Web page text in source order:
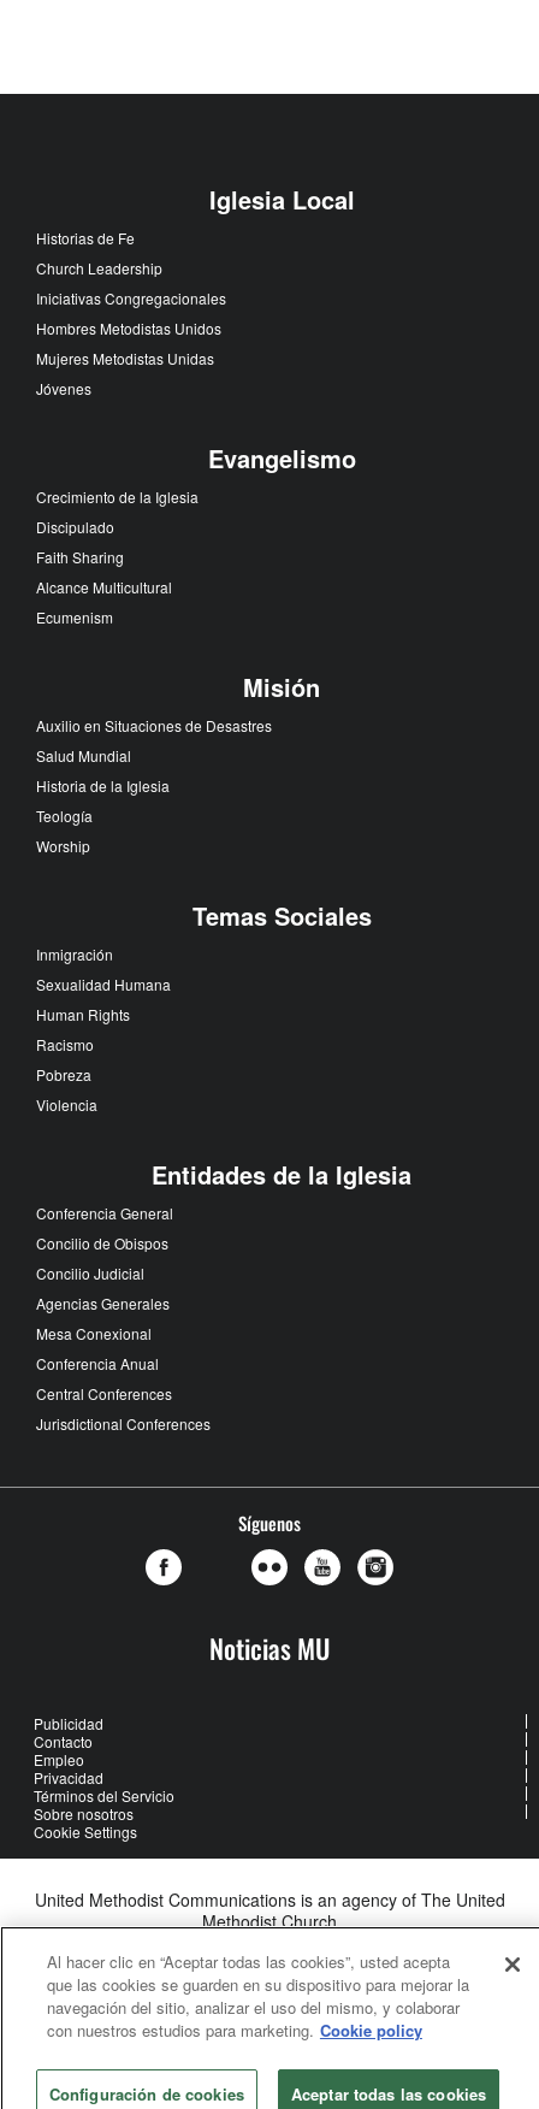
Iglesia Local
Historias de Fe
Church Leadership
Iniciativas Congregacionales
Hombres Metodistas Unidos
Mujeres Metodistas Unidas
Jóvenes
Evangelismo
Crecimiento de la Iglesia
Discipulado
Faith Sharing
Alcance Multicultural
Ecumenism
Misión
Auxilio en Situaciones de Desastres
Salud Mundial
Historia de la Iglesia
Teología
Worship
Temas Sociales
Inmigración
Sexualidad Humana
Human Rights
Racismo
Pobreza
Violencia
Entidades de la Iglesia
Conferencia General
Concilio de Obispos
Concilio Judicial
Agencias Generales
Mesa Conexional
Conferencia Anual
Central Conferences
Jurisdictional Conferences
Síguenos
Noticias MU
Publicidad
Contacto
Empleo
Privacidad
Términos del Servicio
Sobre nosotros
Cookie Settings
United Methodist Communications is an agency of The United
Methodist Church
Al hacer clic en “Aceptar todas las cookies”, usted acepta
que las cookies se guarden en su dispositivo para mejorar la
navegación del sitio, analizar el uso del mismo, y colaborar
con nuestros estudios para marketing. Cookie policy
Configuración de cookies Aceptar todas las cookies